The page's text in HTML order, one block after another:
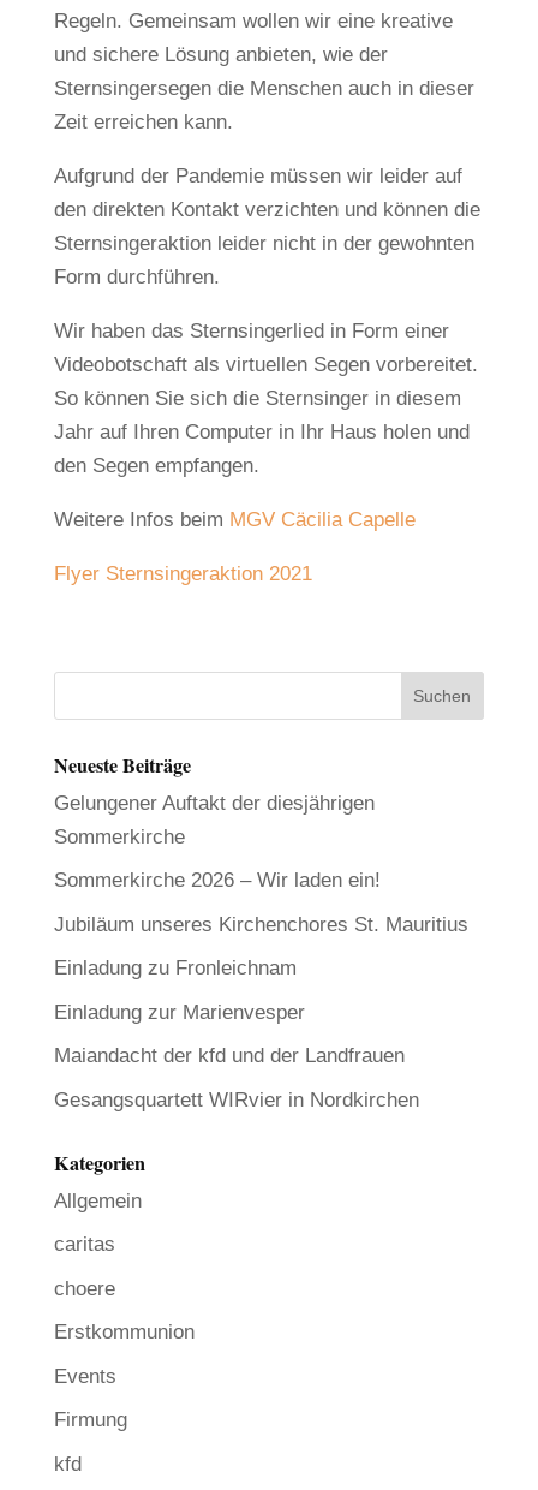
Regeln. Gemeinsam wollen wir eine kreative
und sichere Lösung anbieten, wie der
Sternsingersegen die Menschen auch in dieser
Zeit erreichen kann.
Aufgrund der Pandemie müssen wir leider auf
den direkten Kontakt verzichten und können die
Sternsingeraktion leider nicht in der gewohnten
Form durchführen.
Wir haben das Sternsingerlied in Form einer
Videobotschaft als virtuellen Segen vorbereitet.
So können Sie sich die Sternsinger in diesem
Jahr auf Ihren Computer in Ihr Haus holen und
den Segen empfangen.
Weitere Infos beim MGV Cäcilia Capelle
Flyer Sternsingeraktion 2021
Neueste Beiträge
Gelungener Auftakt der diesjährigen
Sommerkirche
Sommerkirche 2026 – Wir laden ein!
Jubiläum unseres Kirchenchores St. Mauritius
Einladung zu Fronleichnam
Einladung zur Marienvesper
Maiandacht der kfd und der Landfrauen
Gesangsquartett WIRvier in Nordkirchen
Kategorien
Allgemein
caritas
choere
Erstkommunion
Events
Firmung
kfd